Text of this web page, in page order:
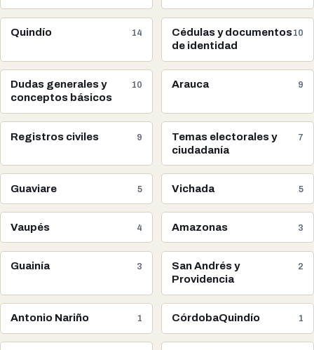
Quindío 14
Cédulas y documentos
de identidad
10
Dudas generales y
conceptos básicos
10 Arauca 9
Registros civiles 9
Temas electorales y
ciudadanía
7
Guaviare 5 Vichada 5
Vaupés 4 Amazonas 3
Guainía 3
San Andrés y
Providencia
2
Antonio Nariño 1 CórdobaQuindío 1